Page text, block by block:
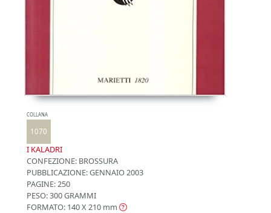
COLLANA
1070
I KALADRI
CONFEZIONE: BROSSURA
PUBBLICAZIONE:GENNAIO 2003
PAGINE: 250
PESO: 300 GRAMMI
FORMATO: 140 X 210 mm